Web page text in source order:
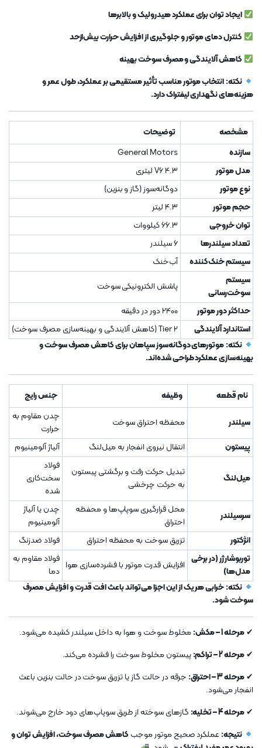
ایجاد توان برای عملکرد هیدرولیک و بالابرها
کنترل دمای موتور و جلوگیری از افزایش حرارت بیش‌ازحد
کاهش آلایندگی و مصرف سوخت بهینه
نکته:انتخاب موتور مناسب تأثیر مستقیمی بر عملکرد، طول عمر و
هزینه‌های نگهداری لیفتراک دارد.
مشخصه
توضیحات
سازنده
General Motors
مدل موتور
V6 4.3 لیتری
نوع موتور
دوگانه‌سوز (گاز و بنزین)
حجم موتور
4.3 لیتر
توان خروجی
66.3 کیلووات
تعداد سیلندرها
6 سیلندر
سیستم خنک‌کننده
آب‌خنک
سیستم
سوخت‌رسانی
پاشش الکترونیکی سوخت
حداکثر دور موتور
2400 دور در دقیقه
استاندارد آلایندگی
Tier 2 (کاهش آلایندگی و بهینه‌سازی مصرف سوخت)
نکته:موتورهای دوگانه‌سوز سپاهان برای کاهش مصرف سوخت و
بهینه‌سازی عملکرد طراحی شده‌اند.
نام قطعه وظیفه جنس رایج
سیلندر محفظه احتراق سوخت
چدن مقاوم به
حرارت
پیستون
انتقال نیروی انفجار به میل‌لنگ آلیاژ آلومینیوم
میل‌لنگ
تبدیل حرکت رفت و برگشتی پیستون
به حرکت چرخشی
فولاد
سخت‌کاری
شده
سرسیلندر
محل قرارگیری سوپاپ‌ها و محفظه
احتراق
چدن یا آلیاژ
آلومینیوم
انژکتور
تزریق سوخت به محفظه احتراق
فولاد ضدزنگ
توربوشارژر (در برخی
مدل‌ها)
افزایش قدرت موتور با فشرده‌سازی هوا
فولاد مقاوم به
دما
نکته:خرابی هر یک از این اجزا می‌تواند باعث افت قدرت و افزایش مصرف
سوخت شود.
✔مرحله 1 – مکش:
مخلوط سوخت و هوا به داخل سیلندر کشیده می‌شود.
✔مرحله 2 – تراکم:
پیستون مخلوط سوخت را فشرده می‌کند.
✔مرحله 3 – احتراق:
جرقه در حالت گاز یا تزریق سوخت در حالت بنزین باعث
انفجار می‌شود.
✔مرحله 4 – تخلیه:
گازهای سوخته از طریق سوپاپ‌های دود خارج می‌شوند.
نتیجه: عملکرد صحیح موتور موجب کاهش مصرف سوخت، افزایش توان و